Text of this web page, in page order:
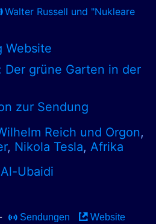
Walter Russell und "Nukleare
Website
Der grüne Garten in der
zur Sendung
Reich und Orgon,
, Nikola Tesla, Afrika
Ubaidi
Sendungen
Website